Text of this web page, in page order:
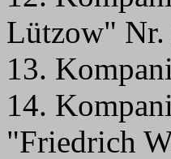
Lützow" Nr.
13.
14.
"Friedrich